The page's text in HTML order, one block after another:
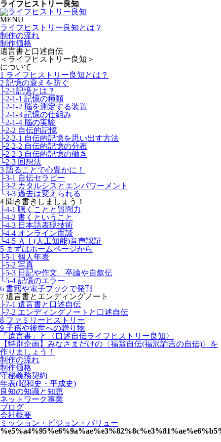
ライフヒストリー良知
MENU
ライフヒストリー良知とは？
制作の流れ
制作価格
遺言書と口述自伝
＜ライフヒストリー良知＞
について
1 ライフヒストリー良知とは？
2 記憶の衰えを防ぐ
├2-1記憶とは？
├2-1-1 記憶の種類
├2-1-2 脳を測定する装置
├2-1-3 記憶の仕組み
└2-1-4 脳の実験
├2-2 自伝的記憶
├2-2-1 自伝的記憶を思い出す方法
├2-2-2 自伝的記憶の分布
├2-2-3 自伝的記憶の働き
└2-3 回想法
3 語ることで心豊かに！
├3-1 自伝セラピー
├3-2 カタルシスとエンパワーメント
└3-3 過去は変えられる
4 聞き書きしましょう！
├4-1 聴くことと質問力
├4-2 書くということ
├4-3 日本語表現技術
├4-4 オンライン面談
└4-5 ＡＩ(人工知能)音声認証
5 まずはホームページから
├5-1 個人年表
├5-2 写真
├5-3 日記や作文、卒論や自叙伝
└5-4 記憶のエラー
6 書籍や電子ブックで発刊
7 遺言書とエンディングノート
├7-1 遺言書と口述自伝
├7-2 エンディングノートと口述自伝
8 ファミリーヒストリー
9 子孫や後世への贈り物
「遺言書」と〈口述自伝ライフヒストリー良知〉
【特別企画】みなさまだけの〈福翁自伝(福沢諭吉の自伝)〉を
作りましょう！
制作の流れ
制作価格
守秘義務契約
年表(昭和史・平成史)
良知の知識と知恵
ネットワーク事業
ブログ
会社概要
ミッション・ビジョン・バリュー